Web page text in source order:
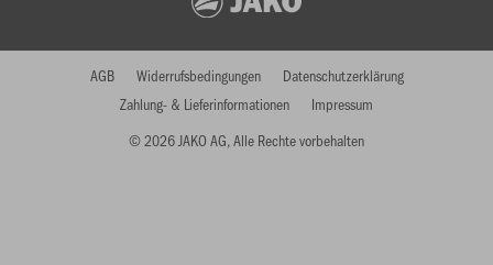
© 2026 JAKO AG, Alle Rechte vorbehalten
AGB Widerrufsbedingungen
Datenschutzerklärung
Zahlung- & Lieferinformationen
Impressum